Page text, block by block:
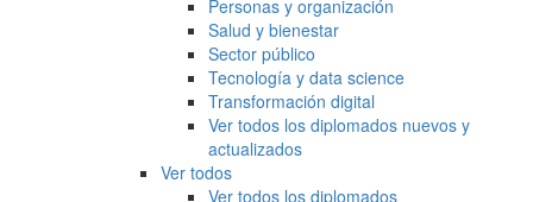
Personas y organización
Salud y bienestar
Sector público
Tecnología y data science
Transformación digital
Ver todos los diplomados nuevos y
actualizados
Ver todos
Ver todos los diplomados